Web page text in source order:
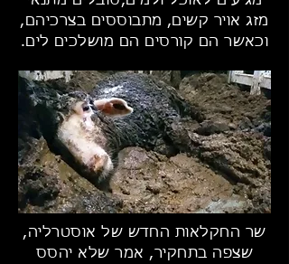
מזג אויר קשים, מתבוססים בצרכיהם,
וכאשר הם קורסים הם מושלכים לים.
שר החקלאות החדש של אוסטרליה,
שצפה בתחקיר, אמר שלא יהסס